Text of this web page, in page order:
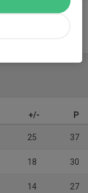
+/- P
25 37
18 30
14 27